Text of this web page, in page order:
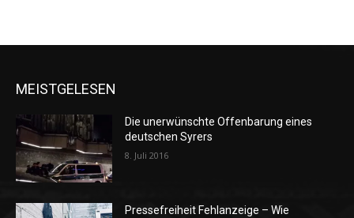
MEISTGELESEN
Die unerwünschte Offenbarung eines
deutschen Syrers
8. Juli 2016
Pressefreiheit Fehlanzeige – Wie